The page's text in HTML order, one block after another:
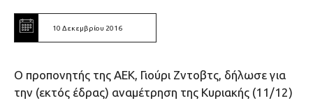
10 Δεκεμβρίου 2016
Ο προπονητής της ΑΕΚ, Γιούρι Ζντοβτς, δήλωσε για
την (εκτός έδρας) αναμέτρηση της Κυριακής (11/12)